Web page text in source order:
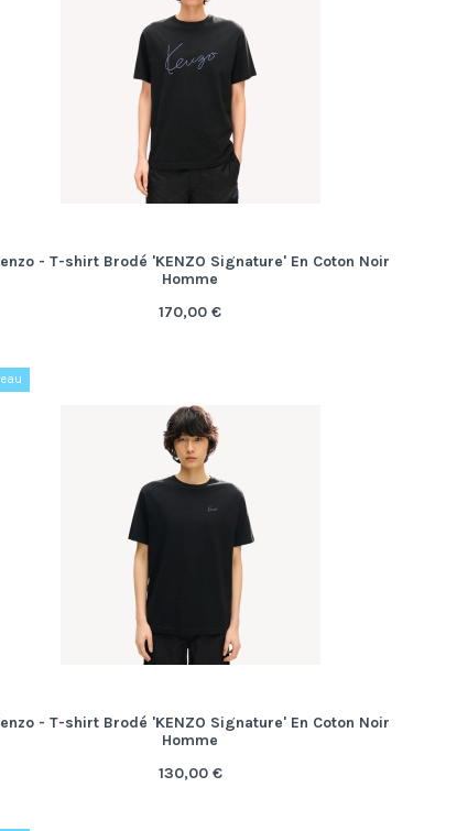
- T-shirt Brodé 'KENZO Signature' En Coton Noir
Homme
170,00 €
- T-shirt Brodé 'KENZO Signature' En Coton Noir
Homme
130,00 €